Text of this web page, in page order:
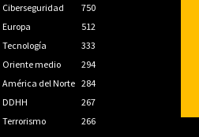
Ciberseguridad
750
Europa
512
Tecnología
333
Oriente medio
294
América del Norte 284
DDHH
267
Terrorismo
266